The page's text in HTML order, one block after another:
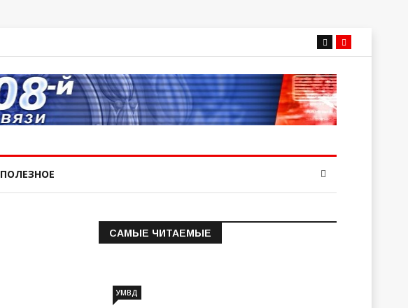
ПОЛЕЗНОЕ
САМЫЕ ЧИТАЕМЫЕ
Информация о состоянии
УМВД